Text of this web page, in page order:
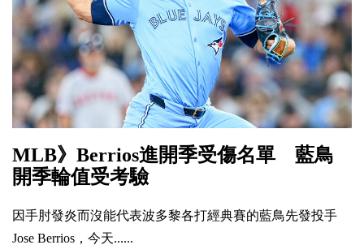
MLB》Berrios進開季受傷名單 藍鳥
開季輪值受考驗
因手肘發炎而沒能代表波多黎各打經典賽的藍鳥先發投手
Jose Berrios，今天......